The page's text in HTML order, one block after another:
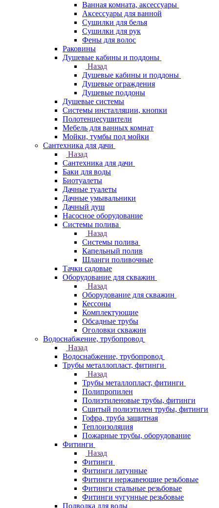
Ванная комната, аксессуары
Аксессуары для ванной
Сушилки для белья
Сушилки для рук
Фены для волос
Раковины
Душевые кабины и поддоны
Назад
Душевые кабины и поддоны
Душевые ограждения
Душевые поддоны
Душевые системы
Системы инсталляции, кнопки
Полотенцесушители
Мебель для ванных комнат
Мойки, тумбы под мойки
Сантехника для дачи
Назад
Сантехника для дачи
Баки для воды
Биотуалеты
Дачные туалеты
Дачные умывальники
Дачный душ
Насосное оборудование
Системы полива
Назад
Системы полива
Капельный полив
Шланги поливочные
Тачки садовые
Оборудование для скважин
Назад
Оборудование для скважин
Кессоны
Комплектующие
Обсадные трубы
Оголовки скважин
Водоснабжение, трубопровод
Назад
Водоснабжение, трубопровод
Трубы металлопласт, фитинги
Назад
Трубы металлопласт, фитинги
Полипропилен
Полиэтиленовые трубы, фитинги
Сшитый полиэтилен трубы, фитинги
Гофра, труба защитная
Теплоизоляция
Пожарные трубы, оборудование
Фитинги
Назад
Фитинги
Фитинги латунные
Фитинги нержавеющие резьбовые
Фитинги стальные резьбовые
Фитинги чугунные резьбовые
Подводка для воды